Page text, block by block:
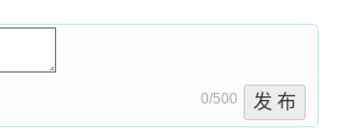
0/500 发 布